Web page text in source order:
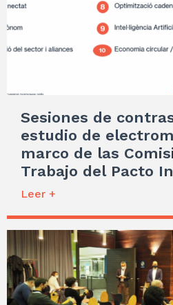
Sesiones de
estudio de
marco de las
Trabajo del Pacto
Leer +